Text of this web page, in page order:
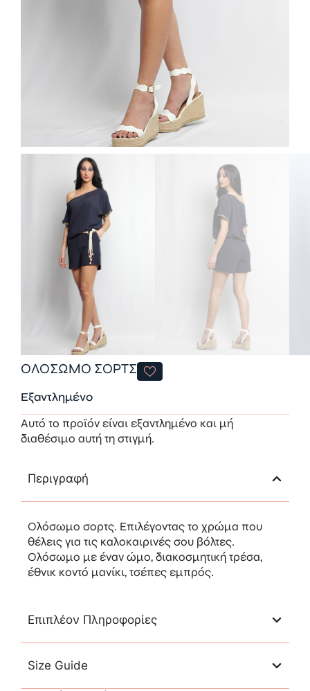
ΟΛΟΣΩΜΟ ΣΟΡΤΣ
Εξαντλημένο
Αυτό το προϊόν είναι εξαντλημένο και μή
διαθέσιμο αυτή τη στιγμή.
Περιγραφή
Ολόσωμο σορτς. Επιλέγοντας το χρώμα που
θέλεις για τις καλοκαιρινές σου βόλτες.
Ολόσωμο με έναν ώμο, διακοσμητική τρέσα,
έθνικ κοντό μανίκι, τσέπες εμπρός.
Επιπλέον Πληροφορίες
Size Guide